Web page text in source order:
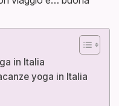
in Italia
yoga in Italia